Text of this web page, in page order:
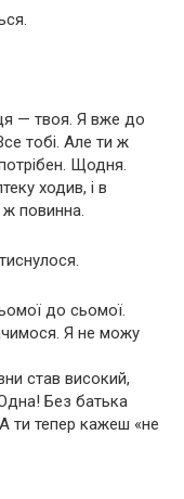
— твоя. Я вже до
тобі. Але ти ж
Щодня.
ходив, і в
повинна.
до сьомої.
Я не можу
став високий,
Без батька
ти тепер кажеш «не